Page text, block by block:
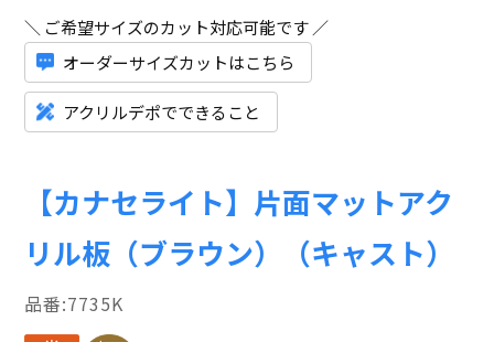
＼ ご希望サイズのカット対応可能です ／
オーダーサイズカットはこちら
アクリルデポでできること
【カナセライト】片面マットアク
リル板（ブラウン）（キャスト）
7735K